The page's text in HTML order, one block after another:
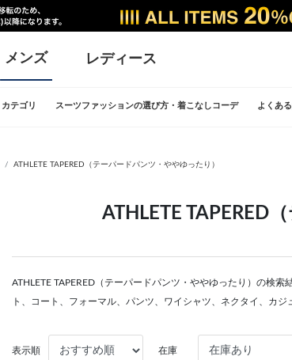
メンズ レディース
カテゴリ スーツファッションの選び方・着こなしコーデ よくあ
ATHLETE TAPERED（テーパードパンツ・ややゆったり）
ATHLETE TAPERED
ATHLETE TAPERED（テーパードパンツ・ややゆったり）の検
ト、コート、フォーマル、パンツ、ワイシャツ、ネクタイ、カ
表示順 在庫